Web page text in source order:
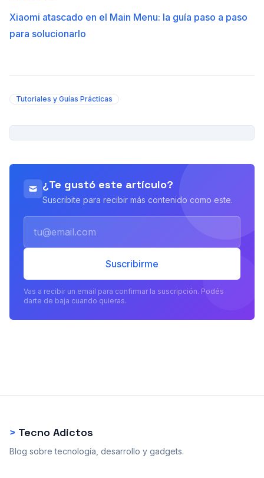
Xiaomi atascado en el Main Menu: la guía paso a paso
para solucionarlo
Tutoriales y Guías Prácticas
¿Te gustó este artículo?
Suscribite para recibir más contenido como este.
Suscribirme
Vas a recibir un email para confirmar la suscripción. Podés
darte de baja cuando quieras.
> Tecno Adictos
Blog sobre tecnología, desarrollo y gadgets.